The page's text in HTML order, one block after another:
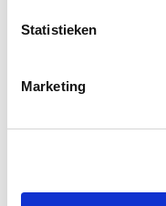
Statistieken
Marketing
brandweer
Onze brandweerlieden
nodig hebben. Dat
maar ook een beleid dat